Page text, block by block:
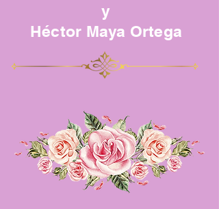
y
Héctor Maya Ortega